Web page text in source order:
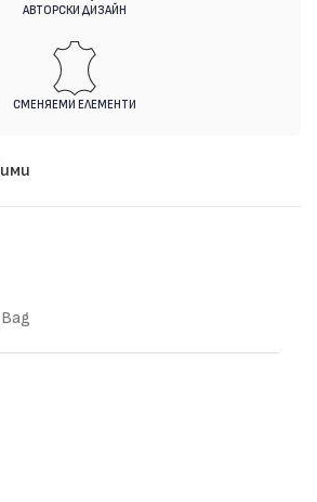
АВТОРСКИ ДИЗАЙН
СМЕНЯЕМИ ЕЛЕМЕНТИ